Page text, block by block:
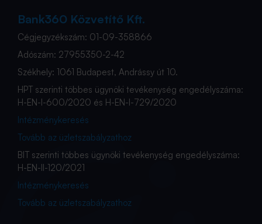
Bank360 Közvetítő Kft.
Cégjegyzékszám: 01-09-358866
Adószám: 27955350-2-42
Székhely: 1061 Budapest, Andrássy út 10.
HPT szerinti többes ügynöki tevékenység engedélyszáma:
H-EN-I-600/2020 és H-EN-I-729/2020
Intézménykeresés
Tovább az üzletszabályzathoz
BIT szerinti többes ügynöki tevékenység engedélyszáma:
H-EN-II-120/2021
Intézménykeresés
Tovább az üzletszabályzathoz